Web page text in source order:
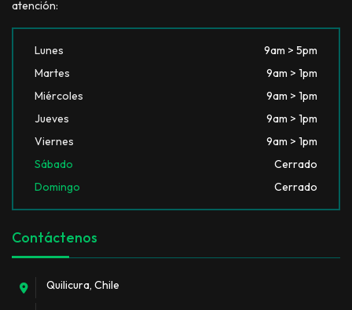
atención:
Lunes
9am > 5pm
Martes
9am > 1pm
Miércoles
9am > 1pm
Jueves
9am > 1pm
Viernes
9am > 1pm
Sábado
Cerrado
Domingo
Cerrado
Contáctenos
Quilicura, Chile